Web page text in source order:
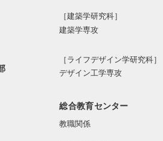
［建築学研究科］
建築学専攻
［ライフデザイン学研究科］
デザイン工学専攻
総合教育センター
教職関係